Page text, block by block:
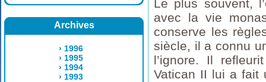
Archives
› 1996
› 1995
› 1994
› 1993
Le plus souvent,
avec la vie
conserve les
siècle, il a connu
l’ignore. Il
Vatican II lui a fait